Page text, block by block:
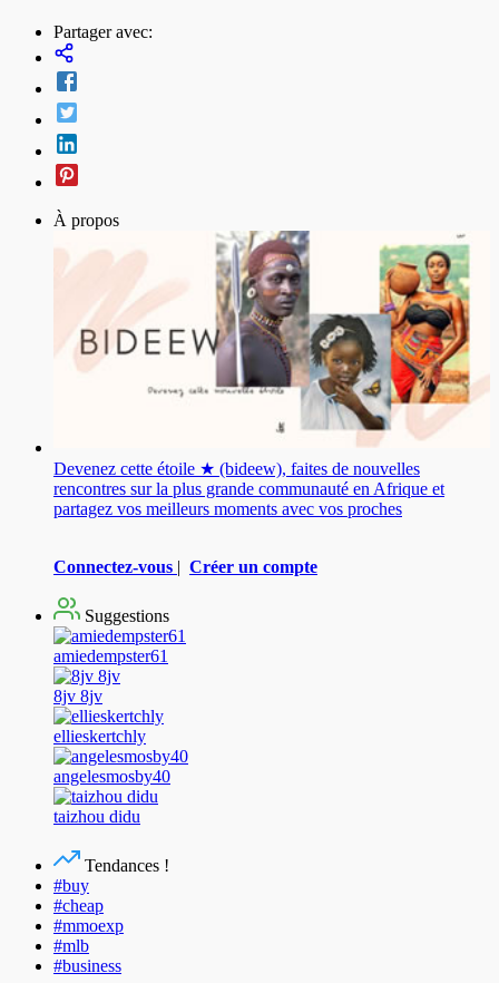
Partager avec:
À propos
Devenez cette étoile ★ (bideew), faites de nouvelles
rencontres sur la plus grande communauté en Afrique et
partagez vos meilleurs moments avec vos proches
Connectez-vous | Créer un compte
Suggestions
amiedempster61
8jv 8jv
ellieskertchly
angelesmosby40
taizhou didu
Tendances !
#buy
#cheap
#mmoexp
#mlb
#business